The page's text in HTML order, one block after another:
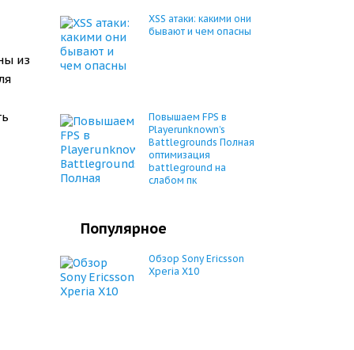
из
XSS атаки: какими они
бывают и чем опасны
Повышаем FPS в
Playerunknown’s
Battlegrounds Полная
оптимизация
battleground на
слабом пк
Популярное
Обзор Sony Ericsson
Xperia X10